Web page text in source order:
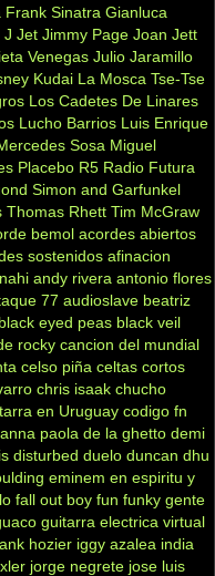
Frank Sinatra Gianluca
J Jet Jimmy Page Joan Jett
Venegas Julio Jaramillo
Kudai La Mosca Tse-Tse
Los Cadetes De Linares
Lucho Barrios Luis Enrique
Sosa Miguel
Placebo R5 Radio Futura
Simon and Garfunkel
Thomas Rhett Tim McGraw
bemol acordes abiertos
sostenidos afinacion
andy rivera antonio flores
77 audioslave beatriz
black eyed peas black veil
rocky cancion del mundial
celso piña celtas cortos
chris isaak chucho
en Uruguay codigo fn
paola de la ghetto demi
disturbed duelo duncan dhu
eminem en espiritu y
fall out boy fun funky gente
guitarra electrica virtual
hozier iggy azalea india
jorge negrete jose luis